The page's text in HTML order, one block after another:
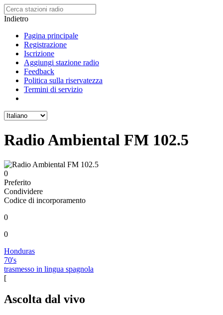
Indietro
Pagina principale
Registrazione
Iscrizione
Aggiungi stazione radio
Feedback
Politica sulla riservatezza
Termini di servizio
Radio Ambiental FM 102.5
0
Preferito
Condividere
Codice di incorporamento
0
0
Honduras
70's
trasmesso in lingua spagnola
[
Ascolta dal vivo